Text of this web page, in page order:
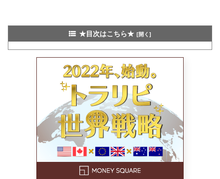
★目次はこちら★